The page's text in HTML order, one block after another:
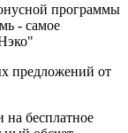
программы
- самое
предложений от
бесплатное